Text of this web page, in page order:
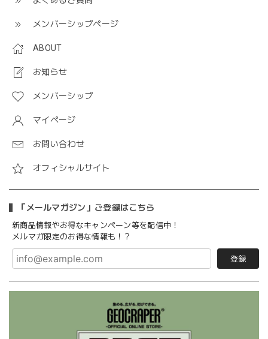
メンバーシップページ
ABOUT
お知らせ
メンバーシップ
マイページ
お問い合わせ
オフィシャルサイト
「メールマガジン」ご登録はこちら
新商品情報やお得なキャンペーン等を配信中！
メルマガ限定のお得な情報も！？
登録